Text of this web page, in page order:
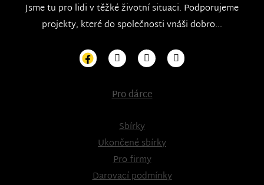
Jsme tu pro lidi v těžké životní situaci. Podporujeme
projekty, které do společnosti vnáši dobro...
Pro dárce
Sbírky
Ukončené sbírky
Pro firmy
Darovací podmínky